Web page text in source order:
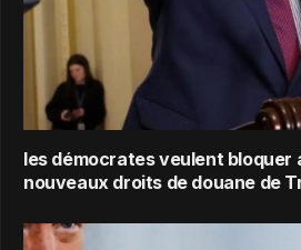
les démocrates veulent bloquer
nouveaux droits de douane de